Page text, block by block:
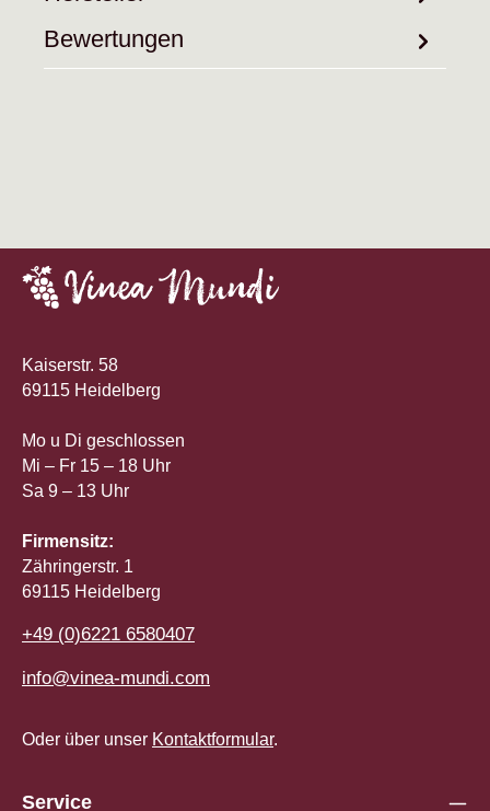
Bewertungen
Kaiserstr. 58
69115 Heidelberg
Mo u Di geschlossen
Mi – Fr 15 – 18 Uhr
Sa 9 – 13 Uhr
Firmensitz:
Zähringerstr. 1
69115 Heidelberg
+49 (0)6221 6580407
info@vinea-mundi.com
Oder über unser Kontaktformular.
Service